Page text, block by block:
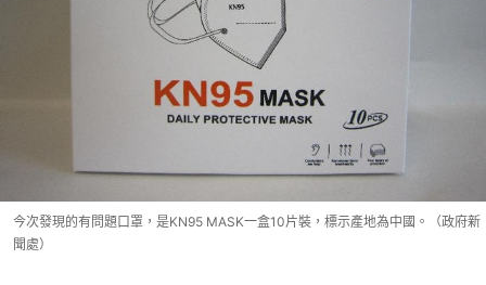
今次發現的有問題口罩，是KN95 MASK一盒10片裝，標示產地為中國。（政府新
聞處）